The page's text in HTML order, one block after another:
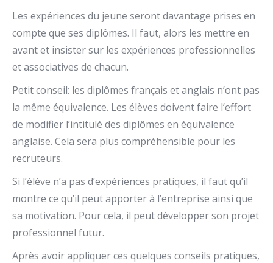
Les expériences du jeune seront davantage prises en
compte que ses diplômes. Il faut, alors les mettre en
avant et insister sur les expériences professionnelles
et associatives de chacun.
Petit conseil: les diplômes français et anglais n’ont pas
la même équivalence. Les élèves doivent faire l’effort
de modifier l’intitulé des diplômes en équivalence
anglaise. Cela sera plus compréhensible pour les
recruteurs.
Si l’élève n’a pas d’expériences pratiques, il faut qu’il
montre ce qu’il peut apporter à l’entreprise ainsi que
sa motivation. Pour cela, il peut développer son projet
professionnel futur.
Après avoir appliquer ces quelques conseils pratiques,